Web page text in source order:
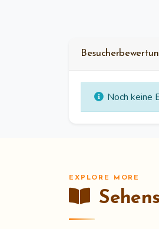
Noch keine
EXPLORE MORE